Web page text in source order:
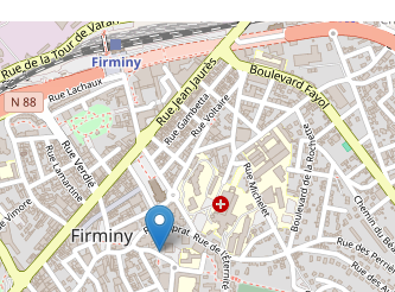
✕
Vous